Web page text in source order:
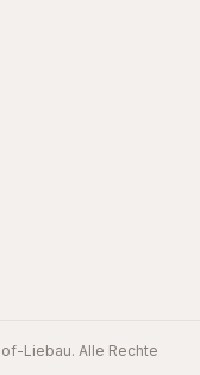
Liebau. Alle Rechte